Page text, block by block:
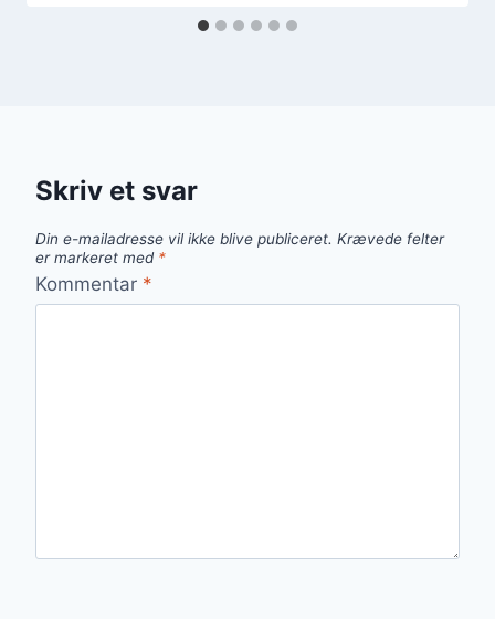
Skriv et svar
Din e-mailadresse vil ikke blive publiceret. Krævede felter
er markeret med *
Kommentar *